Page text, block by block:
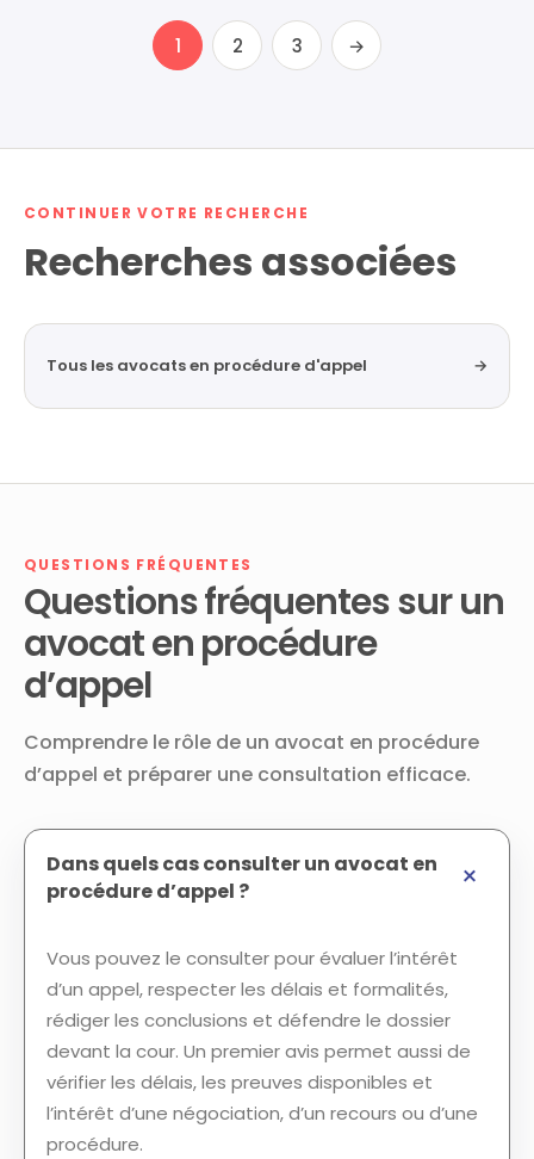
1 2 3 →
CONTINUER VOTRE RECHERCHE
Recherches associées
Tous les avocats en procédure d'appel →
QUESTIONS FRÉQUENTES
Questions fréquentes sur un
avocat en procédure
d’appel
Comprendre le rôle de un avocat en procédure
d’appel et préparer une consultation efficace.
Dans quels cas consulter un avocat en
procédure d’appel ?
Vous pouvez le consulter pour évaluer l’intérêt
d’un appel, respecter les délais et formalités,
rédiger les conclusions et défendre le dossier
devant la cour. Un premier avis permet aussi de
vérifier les délais, les preuves disponibles et
l’intérêt d’une négociation, d’un recours ou d’une
procédure.